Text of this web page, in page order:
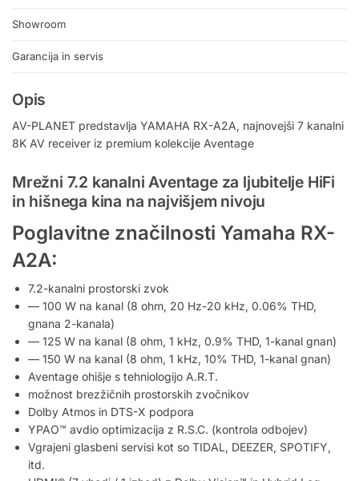
Showroom
Garancija in servis
Opis
AV-PLANET predstavlja YAMAHA RX-A2A, najnovejši 7 kanalni
8K AV receiver iz premium kolekcije Aventage
Mrežni 7.2 kanalni Aventage za ljubitelje HiFi
in hišnega kina na najvišjem nivoju
Poglavitne značilnosti Yamaha RX-
A2A:
7.2-kanalni prostorski zvok
— 100 W na kanal (8 ohm, 20 Hz-20 kHz, 0.06% THD,
gnana 2-kanala)
— 125 W na kanal (8 ohm, 1 kHz, 0.9% THD, 1-kanal gnan)
— 150 W na kanal (8 ohm, 1 kHz, 10% THD, 1-kanal gnan)
Aventage ohišje s tehniologijo A.R.T.
možnost brezžičnih prostorskih zvočnikov
Dolby Atmos in DTS-X podpora
YPAO™ avdio optimizacija z R.S.C. (kontrola odbojev)
Vgrajeni glasbeni servisi kot so TIDAL, DEEZER, SPOTIFY,
itd.